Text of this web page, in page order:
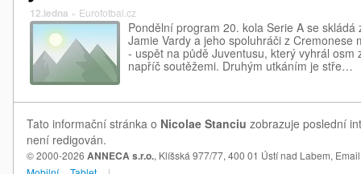
12.ledna » Eurofotbal.cz
Pondělní program 20. kola Serie A se
Jamie Vardy a jeho spoluhráči z Cremonese
- uspět na půdě Juventusu, který vyhrál osm
napříč soutěžemi. Druhým utkáním je stře…
Tato informační stránka o Nicolae Stanciu zobrazuje poslední
není redigován.
© 2000-2026 ANNECA s.r.o., Klíšská 977/77, 400 01 Ústí nad Labem,